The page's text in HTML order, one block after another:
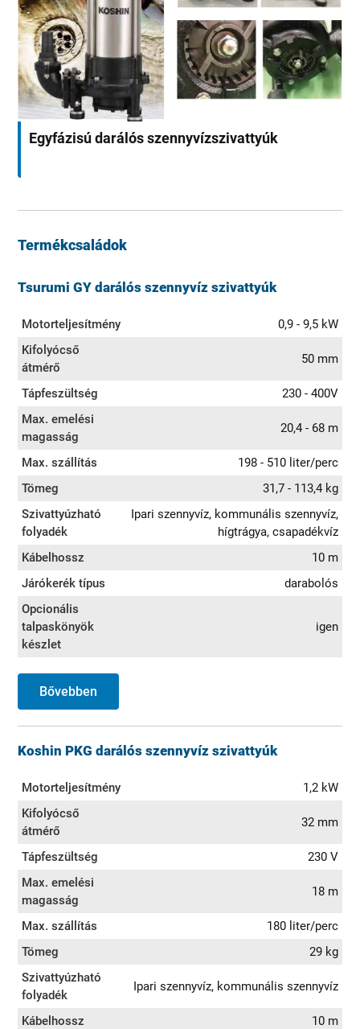
Egyfázisú darálós szennyvízszivattyúk
Termékcsaládok
Tsurumi GY darálós szennyvíz szivattyúk
Motorteljesítmény
0,9 - 9,5 kW
Kifolyócső
átmérő
50 mm
Tápfeszültség
230 - 400V
Max. emelési
magasság
20,4 - 68 m
Max. szállítás
198 - 510 liter/perc
Tömeg
31,7 - 113,4 kg
Szivattyúzható
folyadék
Ipari szennyvíz, kommunális szennyvíz,
hígtrágya, csapadékvíz
Kábelhossz
10 m
Járókerék típus
darabolós
Opcionális
talpaskönyök
készlet
igen
Bővebben
Koshin PKG darálós szennyvíz szivattyúk
Motorteljesítmény
1,2 kW
Kifolyócső
átmérő
32 mm
Tápfeszültség
230 V
Max. emelési
magasság
18 m
Max. szállítás
180 liter/perc
Tömeg
29 kg
Szivattyúzható
folyadék
Ipari szennyvíz, kommunális szennyvíz
Kábelhossz
10 m